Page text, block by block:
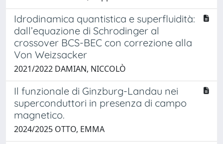
Idrodinamica quantistica e superfluidità:
dall’equazione di Schrodinger al
crossover BCS-BEC con correzione alla
Von Weizsacker
2021/2022 DAMIAN, NICCOLÒ
Il funzionale di Ginzburg-Landau nei
superconduttori in presenza di campo
magnetico.
2024/2025 OTTO, EMMA